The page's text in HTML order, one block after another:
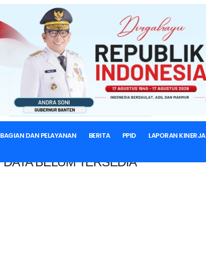
BAGIAN DAN PELAYANAN BERITA PPID LAPORAN KINERJA
BERANDA
DATA BELUM TERSEDIA